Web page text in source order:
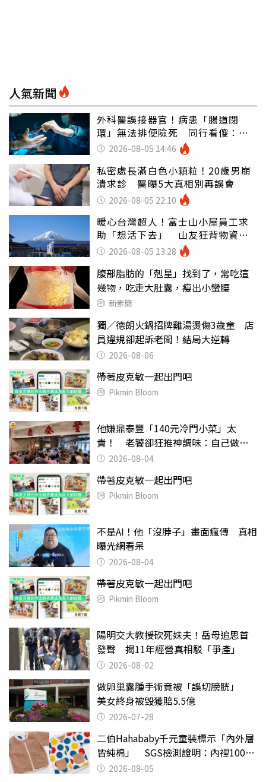
人氣新聞
外科醫誤接器官！病患「腸道閉
環」無法排便險死 同行看傻：糟
糕至極
2026-08-05 14:46
私密處長滿白色小顆粒！20歲男崩
潰求診 醫曝5大真相別再誤會
2026-08-05 22:10
暖心台灣超人！富士山小屋員工求
助「想活下去」 山友狂背物資上
山：台灣真的是寶島
2026-08-05 13:28
腹部脂肪的「剋星」找到了，常吃這
幾物，吃走大肚囊，瘦出小蠻腰
新素簡
獨／德朗火鍋招牌雞湯燙傷3歲童 店
員違規卻起訴老闆！結局大逆轉
2026-08-06
帶著皮克敏一起出門吧
Pikmin Bloom
他嫌鼎泰豐「140元冷門小菜」太
貴！ 老饕卻狂推神調味：自己做不
出來2026-08-04
帶著皮克敏一起出門吧
Pikmin Bloom
不是AI！他「沒脖子」畫面瘋傳 真相
曝光網看呆
2026-08-04
帶著皮克敏一起出門吧
Pikmin Bloom
陽明交大教授砍死妹夫！岳母追思首
發聲 揭11年經營真相駁「爭產」
2026-08-02
做卵巢囊腫手術竟被「誤切膀胱」
美女終身被毀獲賠5.5億
2026-07-28
二伯Hahababy千元童裝標示「內外層
皆純棉」 SGS檢測證明：內裡100%
聚酯纖維
2026-08-05